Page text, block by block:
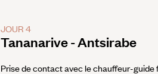
JOUR 4
Tananarive - Antsirabe
Prise de contact avec le chauffeur-